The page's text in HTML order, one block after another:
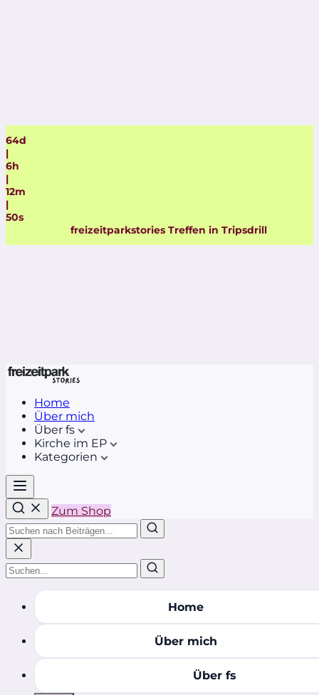
64d
|
6h
|
12m
|
50s
freizeitparkstories Treffen in Tripsdrill
Home
Über mich
Über fs
Kirche im EP
Kategorien
Zum Shop
Home
Über mich
Über fs